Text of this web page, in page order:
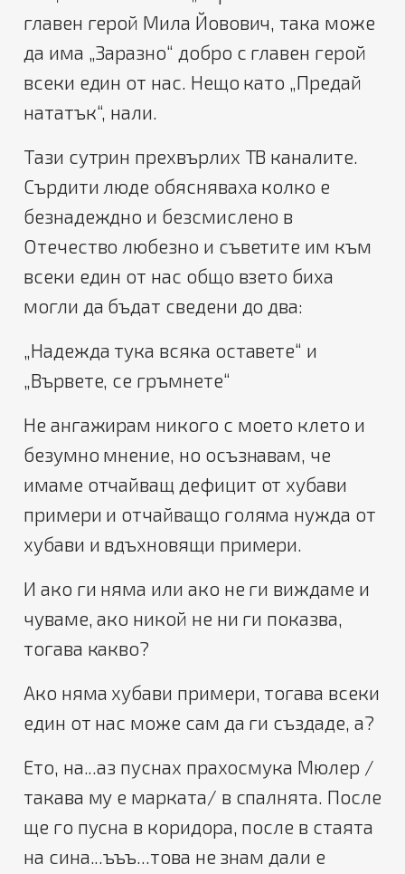
главен герой Мила Йовович, така може
да има „Заразно“ добро с главен герой
всеки един от нас. Нещо като „Предай
нататък“, нали.
Тази сутрин прехвърлих ТВ каналите.
Сърдити люде обясняваха колко е
безнадеждно и безсмислено в
Отечество любезно и съветите им към
всеки един от нас общо взето биха
могли да бъдат сведени до два:
„Надежда тука всяка оставете“ и
„Вървете, се гръмнете“
Не ангажирам никого с моето клето и
безумно мнение, но осъзнавам, че
имаме отчайващ дефицит от хубави
примери и отчайващо голяма нужда от
хубави и вдъхновящи примери.
И ако ги няма или ако не ги виждаме и
чуваме, ако никой не ни ги показва,
тогава какво?
Ако няма хубави примери, тогава всеки
един от нас може сам да ги създаде, а?
Ето, на...аз пуснах прахосмука Мюлер /
такава му е марката/ в спалнята. После
ще го пусна в коридора, после в стаята
на сина...ъъъ...това не знам дали е